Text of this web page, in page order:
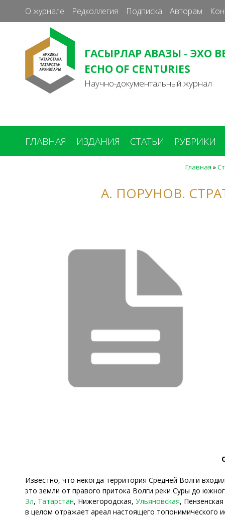
О журнале Редколлегия Подписка Авторам
ГАСЫРЛАР АВАЗЫ - ЭХО
ECHO OF CENTURIES
Научно-документальный журнал
ГЛАВНАЯ ИЗДАНИЯ СТАТЬИ РУБРИКИ
Главная »
А. ПОРУНОВ.
Известно, что некогда территория Средней Волги
это земли от правого притока Волги реки Суры до
Эл, Татарстан, Нижегородская, Ульяновская,
в целом отражает ареал настоящего топонимического